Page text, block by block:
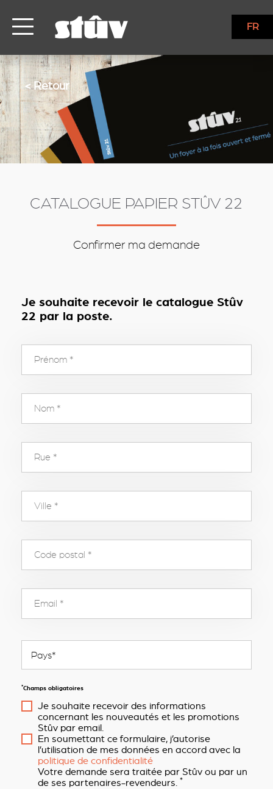
FR
< Retour
CATALOGUE PAPIER STÛV 22
Confirmer ma demande
Je souhaite recevoir le catalogue Stûv
22 par la poste.
*Champs obligatoires
Je souhaite recevoir des informations
concernant les nouveautés et les promotions
Stûv par email.
En soumettant ce formulaire, j’autorise
l’utilisation de mes données en accord avec la
politique de confidentialité
Votre demande sera traitée par Stûv ou par un
de ses partenaires-revendeurs. *